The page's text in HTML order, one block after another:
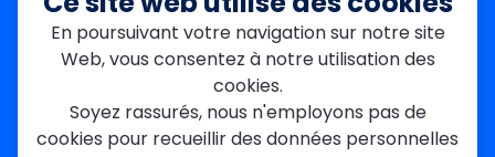
Garges-lès-Gonesse
Val-de-Marne
Dourdan
Mantes-la-Jolie
Créteil
En poursuivant votre navigation sur notre site
Web, vous consentez à notre utilisation des
cookies.
Soyez rassurés, nous n'employons pas de
cookies pour recueillir des données personnelles